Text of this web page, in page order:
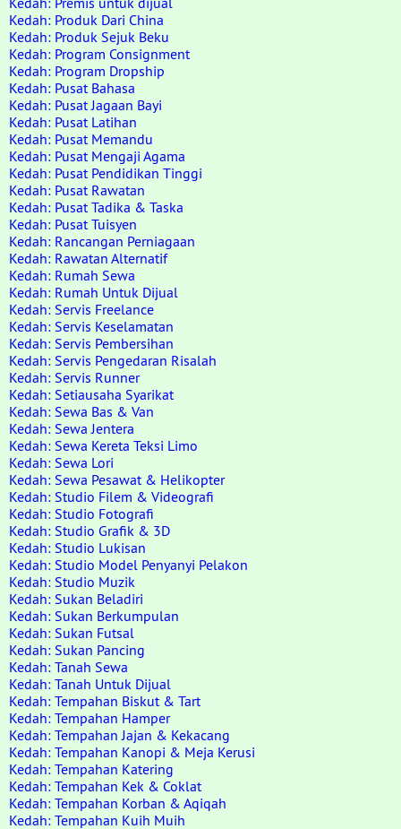
Kedah: Produk Dari China
Kedah: Produk Sejuk Beku
Kedah: Program Consignment
Kedah: Program Dropship
Kedah: Pusat Bahasa
Kedah: Pusat Jagaan Bayi
Kedah: Pusat Latihan
Kedah: Pusat Memandu
Kedah: Pusat Mengaji Agama
Kedah: Pusat Pendidikan Tinggi
Kedah: Pusat Rawatan
Kedah: Pusat Tadika & Taska
Kedah: Pusat Tuisyen
Kedah: Rancangan Perniagaan
Kedah: Rawatan Alternatif
Kedah: Rumah Sewa
Kedah: Rumah Untuk Dijual
Kedah: Servis Freelance
Kedah: Servis Keselamatan
Kedah: Servis Pembersihan
Kedah: Servis Pengedaran Risalah
Kedah: Servis Runner
Kedah: Setiausaha Syarikat
Kedah: Sewa Bas & Van
Kedah: Sewa Jentera
Kedah: Sewa Kereta Teksi Limo
Kedah: Sewa Lori
Kedah: Sewa Pesawat & Helikopter
Kedah: Studio Filem & Videografi
Kedah: Studio Fotografi
Kedah: Studio Grafik & 3D
Kedah: Studio Lukisan
Kedah: Studio Model Penyanyi Pelakon
Kedah: Studio Muzik
Kedah: Sukan Beladiri
Kedah: Sukan Berkumpulan
Kedah: Sukan Futsal
Kedah: Sukan Pancing
Kedah: Tanah Sewa
Kedah: Tanah Untuk Dijual
Kedah: Tempahan Biskut & Tart
Kedah: Tempahan Hamper
Kedah: Tempahan Jajan & Kekacang
Kedah: Tempahan Kanopi & Meja Kerusi
Kedah: Tempahan Katering
Kedah: Tempahan Kek & Coklat
Kedah: Tempahan Korban & Aqiqah
Kedah: Tempahan Kuih Muih